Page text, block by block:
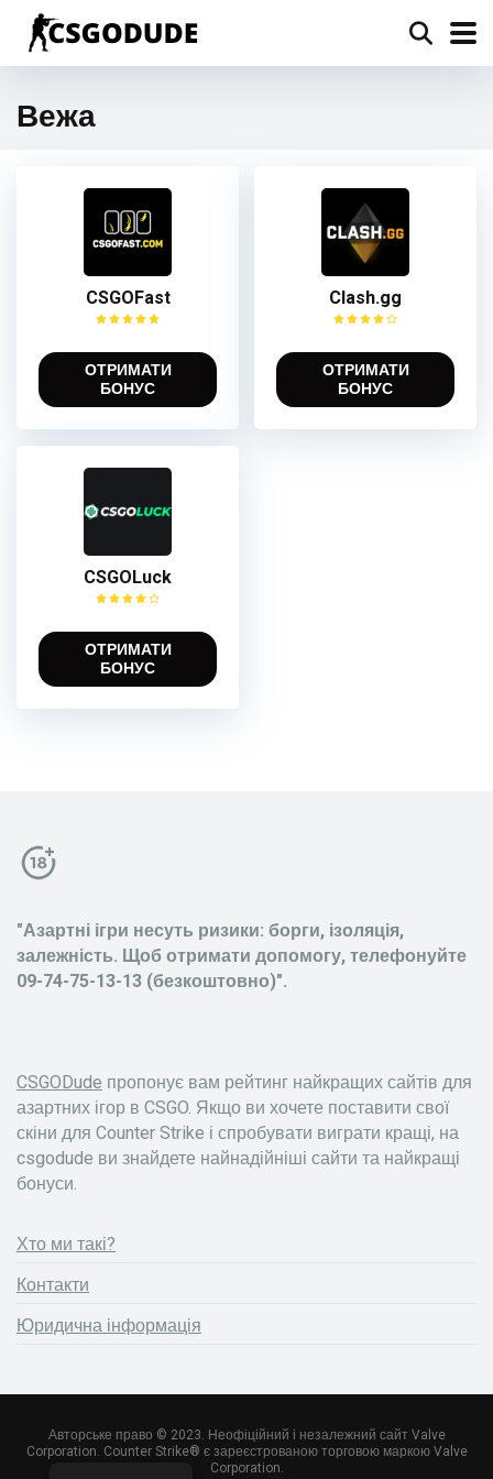
Вежа
CSGOFast
ОТРИМАТИ
БОНУС
Clash.gg
ОТРИМАТИ
БОНУС
CSGOLuck
ОТРИМАТИ
БОНУС
"Азартні ігри несуть ризики: борги, ізоляція,
залежність. Щоб отримати допомогу, телефонуйте
09-74-75-13-13 (безкоштовно)".
CSGODude пропонує вам рейтинг найкращих сайтів для
азартних ігор в CSGO. Якщо ви хочете поставити свої
скіни для Counter Strike і спробувати виграти кращі, на
csgodude ви знайдете найнадійніші сайти та найкращі
бонуси.
Хто ми такі?
Контакти
Юридична інформація
Авторське право © 2023. Неофіційний і незалежний сайт Valve
Corporation. Counter Strike® є зареєстрованою торговою маркою Valve
Corporation.